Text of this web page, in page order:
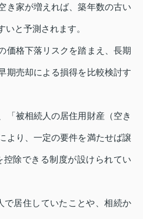
き家が増えれば、築年数の古い
と予測されます。
価格下落リスクを踏まえ、長期
期売却による損得を比較検討す
「被相続人の居住用財産（空き
より、一定の要件を満たせば譲
除できる制度が設けられてい
で居住していたことや、相続か